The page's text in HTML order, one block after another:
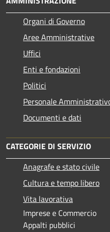
Organi di Governo
Aree Amministrative
Uffici
Enti e fondazioni
Politici
Personale
Documenti e dati
CATEGORIE DI SERVIZIO
Anagrafe e stato civile
Cultura e tempo libero
Vita lavorativa
Imprese e Commercio
Appalti pubblici